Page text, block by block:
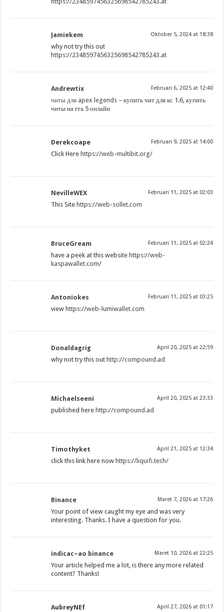
Jamiekem Oktober 5, 2024 at 18:38
why not try this out
https://2348597456325698542785243.at
Andrewtix Februari 6, 2025 at 12:40
читы для apex legends – купить чит для кс 1.6, купить
читы на гта 5 онлайн
Derekcoape Februari 9, 2025 at 14:00
Click Here https://web-multibit.org/
NevilleWEX Februari 11, 2025 at 02:03
This Site https://web-sollet.com
BruceGream Februari 11, 2025 at 02:24
have a peek at this website https://web-
kaspawallet.com/
Antoniokes Februari 11, 2025 at 03:25
view https://web-lumiwallet.com
Donaldagrig April 20, 2025 at 22:59
why not try this out http://compound.ad
Michaelseeni April 20, 2025 at 23:33
published here http://compound.ad
Timothyket April 21, 2025 at 12:34
click this link here now https://liquifi.tech/
Binance Maret 7, 2026 at 17:26
Your point of view caught my eye and was very
interesting. Thanks. I have a question for you.
indicac~ao binance Maret 10, 2026 at 22:25
Your article helped me a lot, is there any more related
content? Thanks!
AubreyNEf April 27, 2026 at 01:17